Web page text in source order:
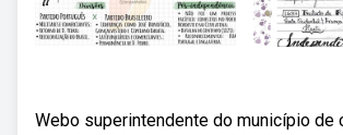
Webo superintendente do município de